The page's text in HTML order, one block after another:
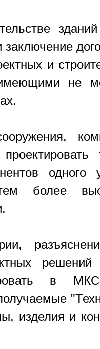
заключение
и
не
более
в
изделия и